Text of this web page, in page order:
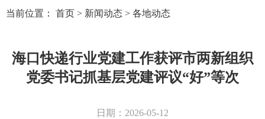
当前位置： 首页 > 新闻动态 > 各地动态
海口快递行业党建工作获评市两新组织
党委书记抓基层党建评议“好”等次
日期：2026-05-12